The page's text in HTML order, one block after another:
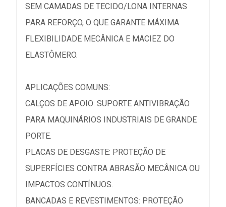
SEM CAMADAS DE TECIDO/LONA INTERNAS
PARA REFORÇO, O QUE GARANTE MÁXIMA
FLEXIBILIDADE MECÂNICA E MACIEZ DO
ELASTÔMERO.
APLICAÇÕES COMUNS:
CALÇOS DE APOIO: SUPORTE ANTIVIBRAÇÃO
PARA MAQUINÁRIOS INDUSTRIAIS DE GRANDE
PORTE.
PLACAS DE DESGASTE: PROTEÇÃO DE
SUPERFÍCIES CONTRA ABRASÃO MECÂNICA OU
IMPACTOS CONTÍNUOS.
BANCADAS E REVESTIMENTOS: PROTEÇÃO